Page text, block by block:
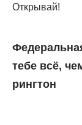
Открывай!
тебе всё,
рингтон